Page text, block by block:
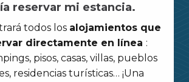
reservar mi estancia.
todos los alojamientos que
directamente en línea :
pisos, casas, villas, pueblos
residencias turísticas… ¡Una